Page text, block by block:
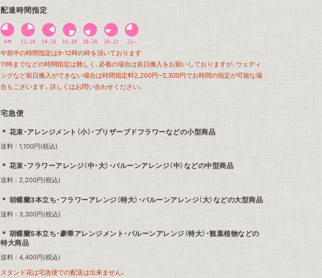
配達時間指定
午前中の時間指定は9-12時の枠を頂いております
11時までなどの時間指定は難しく、必着の場合は前日搬入をお願いしておりますが、ウェディ
ングなど前日搬入ができない場合は時間指定料2,200円~3,300円でお時間の指定が可能な場
合もございます。詳しくはお問い合わせください。
宅急便
花束・アレンジメント（小）・プリザーブドフラワーなどの小型商品
送料 : 1,100円(税込)
花束・フラワーアレンジ（中・大）・バルーンアレンジ（中）などの中型商品
送料 : 2,200円(税込)
胡蝶蘭3本立ち・フラワーアレンジ（特大）・バルーンアレンジ（大）などの大型商品
送料 : 3,300円(税込)
胡蝶蘭5本立ち・豪華アレンジメント・バルーンアレンジ（特大）・観葉植物などの
特大商品
送料 : 4,400円(税込)
スタンド花は宅急便での配送は出来ません。